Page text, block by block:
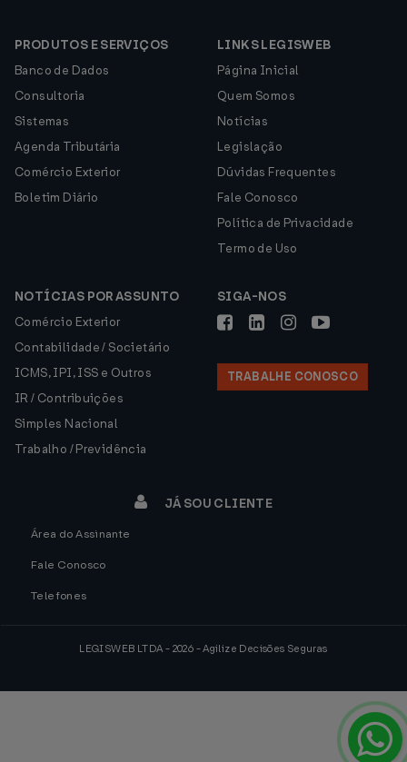
PRODUTOS E SERVIÇOS
Banco de Dados
Consultoria
Sistemas
Agenda Tributária
Comércio Exterior
Boletim Diário
LINKS LEGISWEB
Página Inicial
Quem Somos
Notícias
Legislação
Dúvidas Frequentes
Fale Conosco
Política de Privacidade
Termo de Uso
NOTÍCIAS POR ASSUNTO
Comércio Exterior
Contabilidade / Societário
ICMS, IPI, ISS e Outros
IR / Contribuições
Simples Nacional
Trabalho / Previdência
SIGA-NOS
TRABALHE CONOSCO
JÁ SOU CLIENTE
Área do Assinante
Fale Conosco
Telefones
LEGISWEB LTDA - 2026 - Agilize Decisões Seguras